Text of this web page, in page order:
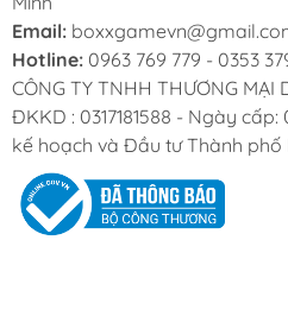
Email:
Hotline: 0963 769 779 - 0353
CÔNG TY TNHH THƯƠNG MẠI
ĐKKD : 0317181588 - Ngày
kế hoạch và Đầu tư Thành phố